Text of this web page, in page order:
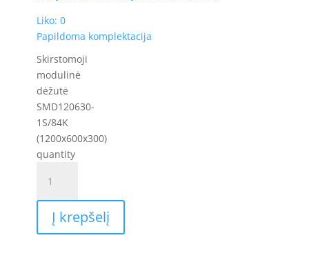
Liko: 0
Papildoma komplektacija
Skirstomoji
modulinė
dėžutė
SMD120630-
1S/84K
(1200x600x300)
quantity
Į krepšelį